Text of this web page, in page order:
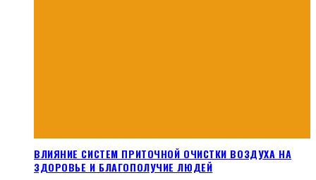
ВЛИЯНИЕ СИСТЕМ ПРИТОЧНОЙ ОЧИСТКИ ВОЗДУХА НА
ЗДОРОВЬЕ И БЛАГОПОЛУЧИЕ ЛЮДЕЙ